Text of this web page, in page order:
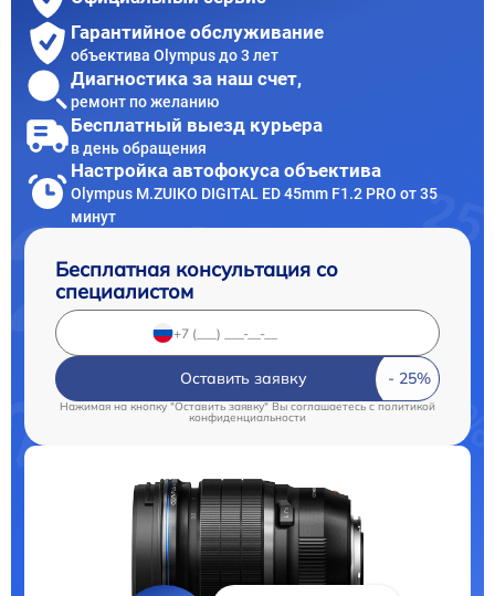
Гарантийное обслуживание
объектива Olympus до 3 лет
Диагностика за наш счет,
ремонт по желанию
Бесплатный выезд курьера
в день обращения
Настройка автофокуса объектива
Olympus M.ZUIKO DIGITAL ED 45mm F1.2 PRO от 35
минут
Бесплатная консультация со
специалистом
Оставить заявку
Нажимая на кнопку "Оставить заявку" Вы соглашаетесь c политикой
конфиденциальности